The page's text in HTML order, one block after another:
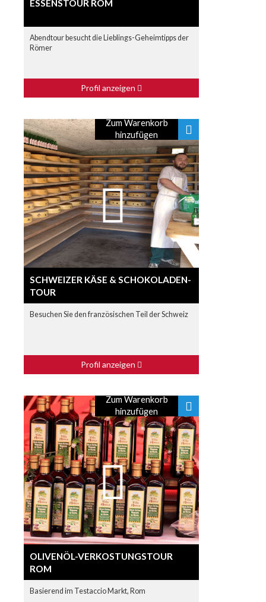
ESSENSTOUR ROM
Abendtour besucht die Lieblings-Geheimtipps der
Römer
Profil anzeigen
Zum Warenkorb
hinzufügen
SCHWEIZER KÄSE & SCHOKOLADEN-
TOUR
Besuchen Sie den französischen Teil der Schweiz
Profil anzeigen
Zum Warenkorb
hinzufügen
OLIVENÖL-VERKOSTUNGSTOUR
ROM
Basierend im Testaccio Markt, Rom